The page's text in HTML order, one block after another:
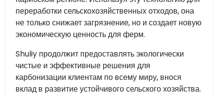
переработки сельскохозяйственных отходов, она
не только снижает загрязнение, но и создает новую
экономическую ценность для ферм.
Shuliy продолжит предоставлять экологически
чистые и эффективные решения для
карбонизации клиентам по всему миру, внося
вклад в развитие устойчивого сельского хозяйства.